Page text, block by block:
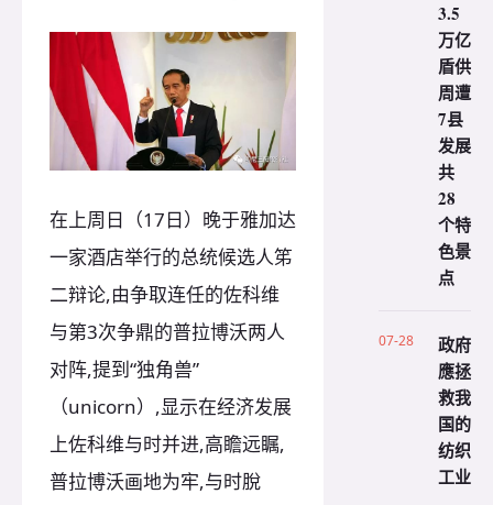
在上周日（17日）晚于雅加达
一家酒店举行的总统候选人笫
二辩论,由争取连任的佐科维
与第3次争鼎的普拉博沃两人
对阵,提到“独角兽”
（unicorn）,显示在经济发展
上佐科维与时并进,高瞻远瞩,
普拉博沃画地为牢,与时脫
3.5
万亿
盾供
周遭
7县
发展
共
28
个特
色景
点
07-28
政府
應拯
救我
国的
纺织
工业